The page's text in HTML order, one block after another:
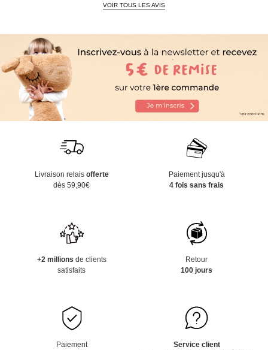
VOIR TOUS LES AVIS
Livraison relais offerte
dès 59,90€
Paiement jusqu'à
4 fois sans frais
+2 millions de clients
satisfaits
Retour
100 jours
Paiement
Service client